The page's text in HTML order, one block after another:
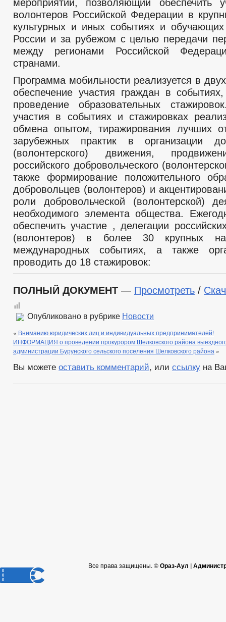
мероприятий, позволяющий обеспечить
волонтеров Российской Федерации в
культурных и иных событиях и
России и за рубежом с целью передачи
между регионами Российской
странами.
Программа мобильности реализуется в
обеспечение участия граждан в
проведение образовательных
участия в событиях и стажировках
обмена опытом, тиражирования лучших
зарубежных практик в организации
(волонтерского) движения,
российского добровольческого
также формирование положительного
добровольцев (волонтеров) и
роли добровольческой (волонтерской)
необходимого элемента общества.
обеспечить участие , делегации
(волонтеров) в более 30 крупных
международных событиях, а также
проводить до 18 стажировок:
ПОЛНЫЙ ДОКУМЕНТ — Просмотреть /
Опубликовано в рубрике Новости
« Вниманию юридических лиц и индивидуальных предпринимателей!
ИНФОРМАЦИЯ о проведении прокурором Шелковского района
администрации Бурунского сельского поселения Шелковского района »
Вы можете оставить комментарий, или ссылку на
Все права защищены. ©Ораз-Аул |